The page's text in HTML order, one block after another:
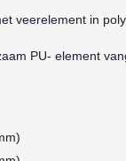
veerelement in
PU- element